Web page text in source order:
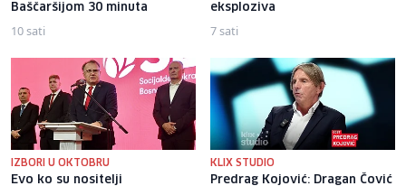
Baščaršijom 30 minuta
10 sati
eksploziva
7 sati
IZBORI U OKTOBRU
Evo ko su nositelji
KLIX STUDIO
Predrag Kojović: Dragan Čović